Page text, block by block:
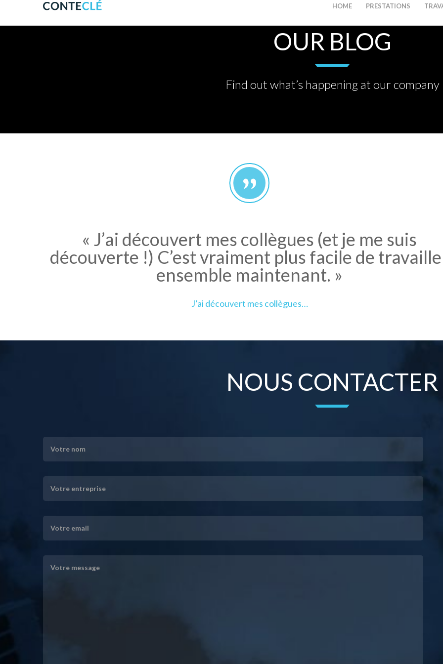
OUR BLOG
Find out what’s happening at our company
HOME PRESTATIONS
« J’ai découvert mes collègues (et je me suis
découverte !) C’est vraiment plus facile de
ensemble maintenant. »
J’ai découvert mes collègues…
NOUS CONTACTER